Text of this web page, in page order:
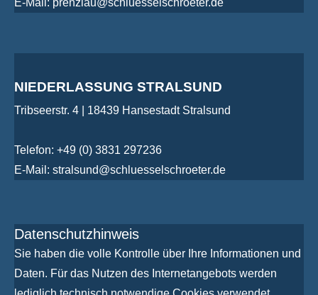
E-Mail: prenzlau@schluesselschroeter.de
NIEDERLASSUNG STRALSUND
Tribseerstr. 4 | 18439 Hansestadt Stralsund
Telefon: +49 (0) 3831 297236
E-Mail: stralsund@schluesselschroeter.de
Datenschutzhinweis
Sie haben die volle Kontrolle über Ihre Informationen und
Daten. Für das Nutzen des Internetangebots werden